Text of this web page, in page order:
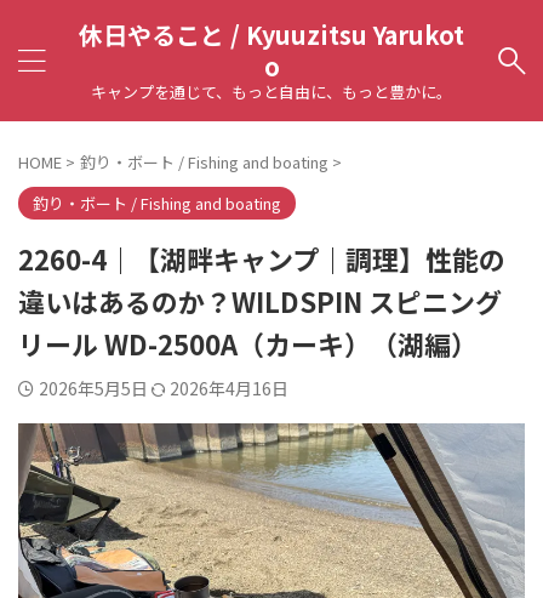
休日やること / Kyuuzitsu Yarukot
o
キャンプを通じて、もっと自由に、もっと豊かに。
HOME > 釣り・ボート / Fishing and boating >
釣り・ボート / Fishing and boating
2260-4｜【湖畔キャンプ｜調理】性能の
違いはあるのか？WILDSPIN スピニング
リール WD-2500A（カーキ）（湖編）
2026年5月5日 2026年4月16日